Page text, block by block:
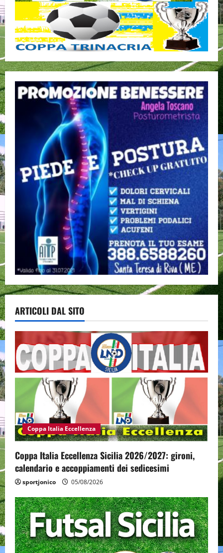
ARTICOLI DAL SITO
Coppa Italia Eccellenza
Coppa Italia Eccellenza Sicilia 2026/2027: gironi,
calendario e accoppiamenti dei sedicesimi
sportjonico 05/08/2026